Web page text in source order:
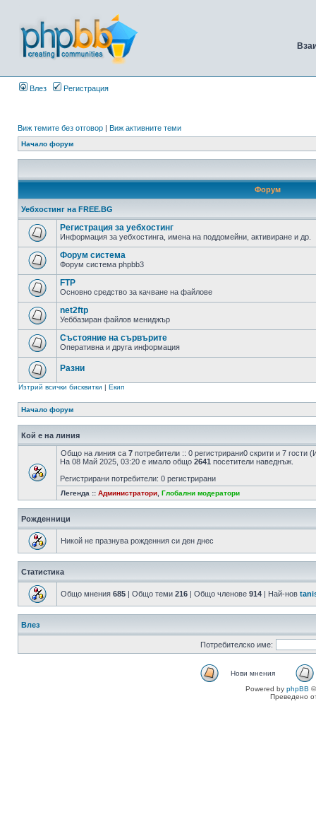
Влез Регистрация
Виж темите без отговор | Виж активните теми
Начало форум
Форум
Уебхостинг на FREE.BG
Регистрация за уебхостинг
Информация за уебхостинга, имена на поддомейни, активиране и др.
Форум система
Форум система phpbb3
FTP
Основно средство за качване на файлове
net2ftp
Уеббазиран файлов мениджър
Състояние на сървърите
Оперативна и друга информация
Разни
Изтрий всички бисквитки | Екип
Начало форум
Кой е на линия
Общо на линия са 7 потребители :: 0 регистрирани0 скрити и 7
На 08 Май 2025, 03:20 е имало общо 2641 посетители наведнъж.
Регистрирани потребители: 0 регистрирани
Легенда :: Администратори Глобални модератори
Рожденници
Никой не празнува рожденния си ден днес
Статистика
Общо мнения 685 | Общо теми 216 | Общо членове 914 | Най-нов
Влез
Потребителско име:
Нови мнения
Powered by phpBB
Преведено